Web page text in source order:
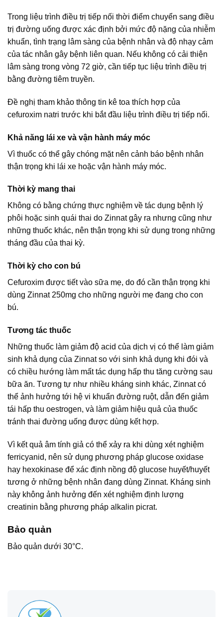
Trong liệu trình điều trị tiếp nối thời điểm chuyển sang điều
trị đường uống được xác định bởi mức độ nặng của nhiễm
khuẩn, tình trạng lâm sàng của bệnh nhân và độ nhạy cảm
của tác nhân gây bệnh liên quan. Nếu không có cải thiện
lâm sàng trong vòng 72 giờ, cần tiếp tục liệu trình điều trị
bằng đường tiêm truyền.
Đề nghị tham khảo thông tin kê toa thích hợp của
cefuroxim natri trước khi bắt đầu liệu trình điều trị tiếp nối.
Khả năng lái xe và vận hành máy móc
Vì thuốc có thể gây chóng mặt nên cảnh báo bệnh nhân
thận trọng khi lái xe hoặc vận hành máy móc.
Thời kỳ mang thai
Không có bằng chứng thực nghiệm về tác dụng bệnh lý
phôi hoặc sinh quái thai do Zinnat gây ra nhưng cũng như
những thuốc khác, nên thận trọng khi sử dụng trong những
tháng đầu của thai kỳ.
Thời kỳ cho con bú
Cefuroxim được tiết vào sữa mẹ, do đó cần thận trọng khi
dùng Zinnat 250mg cho những người mẹ đang cho con
bú.
Tương tác thuốc
Những thuốc làm giảm độ acid của dịch vị có thể làm giảm
sinh khả dụng của Zinnat so với sinh khả dụng khi đói và
có chiều hướng làm mất tác dụng hấp thu tăng cường sau
bữa ăn. Tương tự như nhiều kháng sinh khác, Zinnat có
thể ảnh hưởng tới hệ vi khuẩn đường ruột, dẫn đến giảm
tái hấp thu oestrogen, và làm giảm hiệu quả của thuốc
tránh thai đường uống được dùng kết hợp.
Vì kết quả âm tính giả có thể xảy ra khi dùng xét nghiệm
ferricyanid, nên sử dụng phương pháp glucose oxidase
hay hexokinase để xác định nồng độ glucose huyết/huyết
tương ở những bệnh nhân đang dùng Zinnat. Kháng sinh
này không ảnh hưởng đến xét nghiệm định lượng
creatinin bằng phương pháp alkalin picrat.
Bảo quản
Bảo quản dưới 30°C.